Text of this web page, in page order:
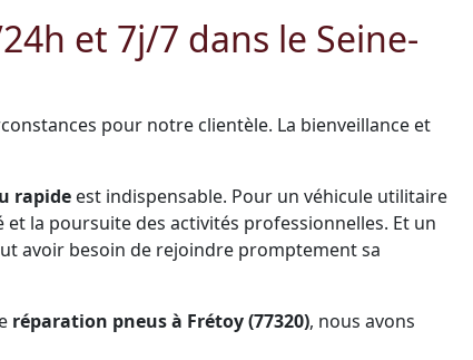
et 7j/7 dans le Seine-
pour notre clientèle. La bienveillance et
rapide est indispensable. Pour un véhicule utilitaire
la poursuite des activités professionnelles. Et un
avoir besoin de rejoindre promptement sa
réparation pneus à Frétoy (77320), nous avons